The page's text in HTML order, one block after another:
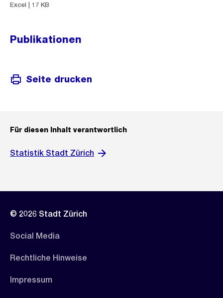
Excel | 17 KB
Publikationen
Seite drucken
Für diesen Inhalt verantwortlich
Statistik Stadt Zürich
© 2026 Stadt Zürich
Social Media
Rechtliche Hinweise
Impressum